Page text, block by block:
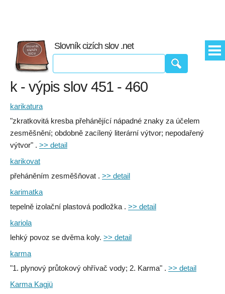
Slovník cizích slov .net
k - výpis slov 451 - 460
karikatura
"zkratkovitá kresba přehánějící nápadné znaky za účelem
zesměšnění; obdobně zacílený literární výtvor; nepodařený
výtvor" . >> detail
karikovat
přeháněním zesměšňovat . >> detail
karimatka
tepelně izolační plastová podložka . >> detail
kariola
lehký povoz se dvěma koly. >> detail
karma
"1. plynový průtokový ohřívač vody; 2. Karma" . >> detail
Karma Kagjü